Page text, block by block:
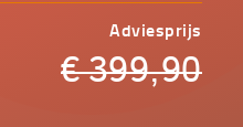
Adviesprijs
€399,90